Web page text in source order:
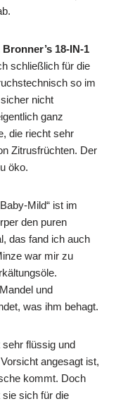
Bronner’s 18-IN-1
schließlich für die
so im
nicht
ganz
die riecht sehr
Zitrusfrüchten. Der
öko.
Mild“ ist im
den puren
das fand ich auch
war mir zu
und
was ihm behagt.
sehr flüssig und
angesagt ist,
kommt. Doch
sich für die